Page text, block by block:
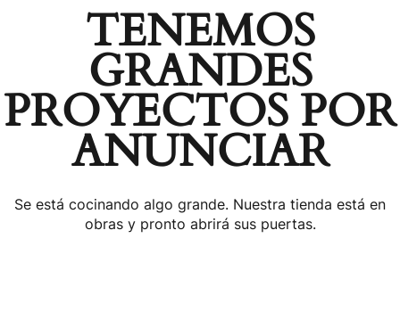
TENEMOS
GRANDES
PROYECTOS POR
ANUNCIAR
Se está cocinando algo grande. Nuestra tienda está en
obras y pronto abrirá sus puertas.